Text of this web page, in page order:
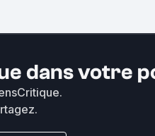
dans votre